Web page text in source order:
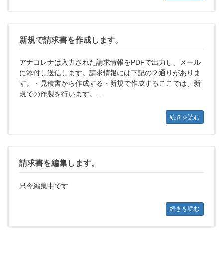
新規で請求書を作成します。
アナコレナは入力された請求情報をPDFで出力し、メール
に添付し送信します。請求情報には下記の２通りがありま
す。・見積書から作成する・新規で作成するここでは、新
規での作製を行います。...
続きを読む
請求書を編集します。
只今編集中です
続きを読む